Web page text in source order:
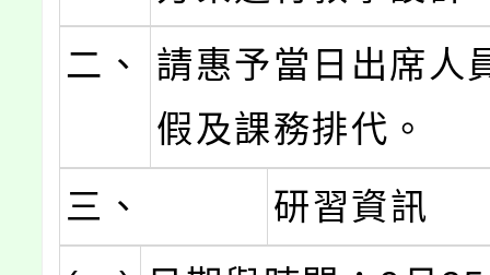
二、
請惠予當日出席人
假及課務排代。
三、
研習資訊